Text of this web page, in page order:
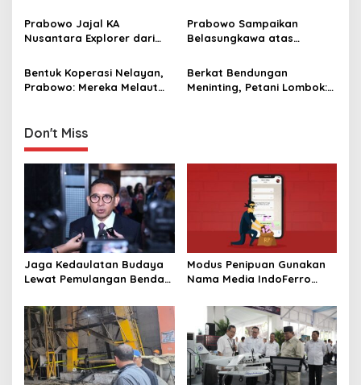
i
n
hingga Ekonomi Digital
Hubungan Indonesia-
Thailand
Prabowo Jajal KA
Nusantara Explorer dari
Hangat Warga
Prabowo Sampaikan
Belasungkawa atas
bin Khalifa Al Thani
Bentuk Koperasi Nelayan,
Prabowo: Mereka Melaut
Berkat Bendungan
Meninting, Petani Lombok:
Don't Miss
Jaga Kedaulatan Budaya
Lewat Pemulangan Benda
Modus Penipuan Gunakan
Nama Media IndoFerro
Waspadalah!